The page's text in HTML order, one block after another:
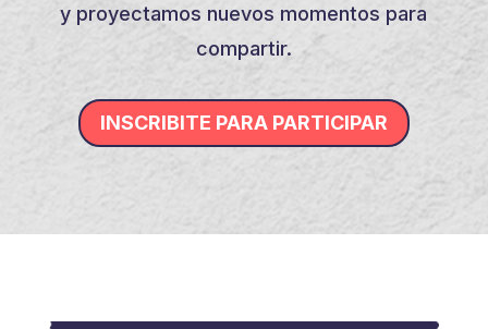
y proyectamos nuevos momentos para
compartir.
INSCRIBITE PARA PARTICIPAR